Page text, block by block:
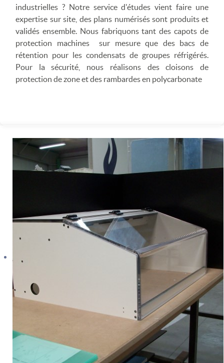
industrielles ? Notre service d'études vient faire une
expertise sur site, des plans numérisés sont produits et
validés ensemble. Nous fabriquons tant des capots de
protection machines sur mesure que des bacs de
rétention pour les condensats de groupes réfrigérés.
Pour la sécurité, nous réalisons des cloisons de
protection de zone et des rambardes en polycarbonate